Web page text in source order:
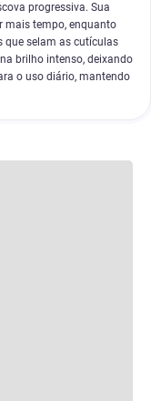
progressiva. Sua
mais tempo, enquanto
que selam as cutículas
brilho intenso, deixando
o uso diário, mantendo